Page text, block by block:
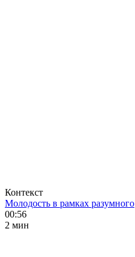
Контекст
Молодость в рамках разумного
00:56
2 мин